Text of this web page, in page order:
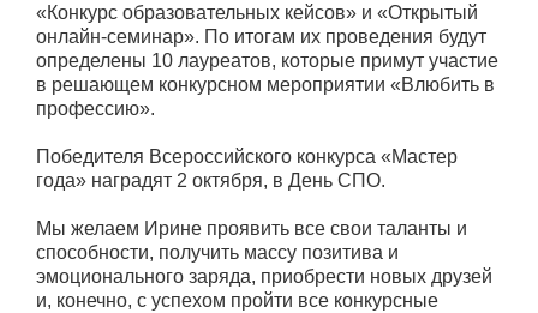
«Конкурс образовательных кейсов» и «Открытый
онлайн-семинар». По итогам их проведения будут
определены 10 лауреатов, которые примут участие
в решающем конкурсном мероприятии «Влюбить в
профессию».
Победителя Всероссийского конкурса «Мастер
года» наградят 2 октября, в День СПО.
Мы желаем Ирине проявить все свои таланты и
способности, получить массу позитива и
эмоционального заряда, приобрести новых друзей
и, конечно, с успехом пройти все конкурсные